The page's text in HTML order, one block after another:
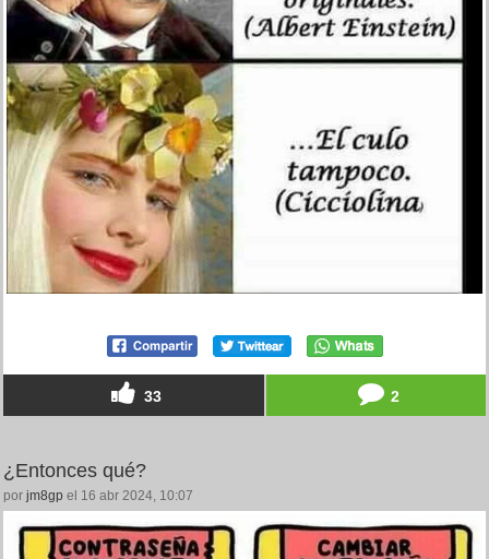
33 2
¿Entonces qué?
por jm8gp el 16 abr 2024, 10:07